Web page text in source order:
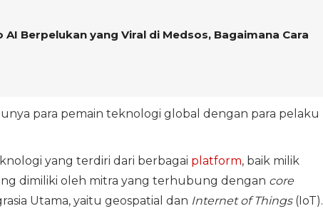
AI Berpelukan yang Viral di Medsos, Bagaimana Cara
para pemain teknologi global dengan para pelaku
yang terdiri dari berbagai platform, baik milik
dimiliki oleh mitra yang terhubung dengan core
Utama, yaitu geospatial dan Internet of Things(IoT).